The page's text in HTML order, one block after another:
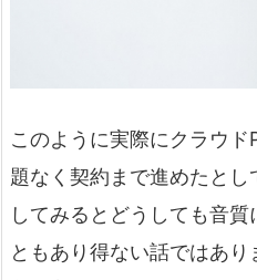
こ のように実際にクラウド
題なく契約まで進めたと
してみるとどうしても音
ともあり得ない話ではあ